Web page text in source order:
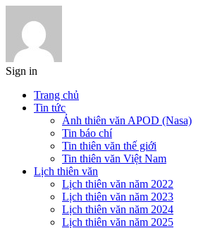
Sign in
Trang chủ
Tin tức
Ảnh thiên văn APOD (Nasa)
Tin báo chí
Tin thiên văn thế giới
Tin thiên văn Việt Nam
Lịch thiên văn
Lịch thiên văn năm 2022
Lịch thiên văn năm 2023
Lịch thiên văn năm 2024
Lịch thiên văn năm 2025